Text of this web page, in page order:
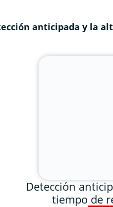
anticipada y la
Detección
tiempo de